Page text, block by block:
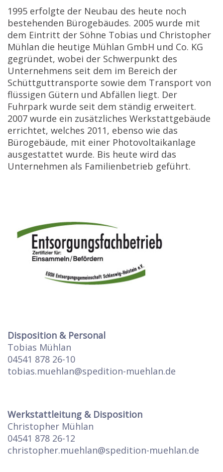
1995 erfolgte der Neubau des heute noch
bestehenden Bürogebäudes. 2005 wurde mit
dem Eintritt der Söhne Tobias und Christopher
Mühlan die heutige Mühlan GmbH und Co. KG
gegründet, wobei der Schwerpunkt des
Unternehmens seit dem im Bereich der
Schüttguttransporte sowie dem Transport von
flüssigen Gütern und Abfällen liegt. Der
Fuhrpark wurde seit dem ständig erweitert.
2007 wurde ein zusätzliches Werkstattgebäude
errichtet, welches 2011, ebenso wie das
Bürogebäude, mit einer Photovoltaikanlage
ausgestattet wurde. Bis heute wird das
Unternehmen als Familienbetrieb geführt.
Disposition & Personal
Tobias Mühlan
04541 878 26-10
tobias.muehlan@spedition-muehlan.de
Werkstattleitung & Disposition
Christopher Mühlan
04541 878 26-12
christopher.muehlan@spedition-muehlan.de